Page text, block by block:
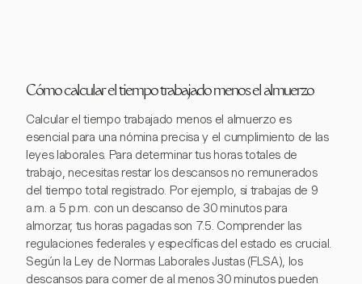
Cómo calcular el tiempo trabajado menos el almuerzo
Calcular el tiempo trabajado menos el almuerzo es
esencial para una nómina precisa y el cumplimiento de las
leyes laborales. Para determinar tus horas totales de
trabajo, necesitas restar los descansos no remunerados
del tiempo total registrado. Por ejemplo, si trabajas de 9
a.m. a 5 p.m. con un descanso de 30 minutos para
almorzar, tus horas pagadas son 7.5. Comprender las
regulaciones federales y específicas del estado es crucial.
Según la Ley de Normas Laborales Justas (FLSA), los
descansos para comer de al menos 30 minutos pueden